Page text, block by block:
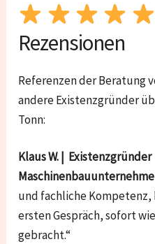
Rezensionen
Referenzen der Beratung
andere Existenzgründer
Tonn:
Klaus W. | Existenzgründer
und fachliche Kompetenz,
ersten Gespräch, sofort
gebracht.“